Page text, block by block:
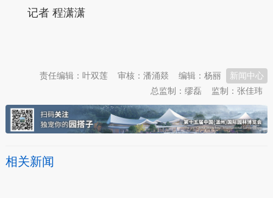
记者 程潇潇
新闻中心
编辑：杨丽
审核：潘涌燚
责任编辑：叶双莲
监制：张佳玮
总监制：缪磊
相关新闻